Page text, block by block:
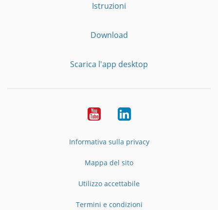
Istruzioni
Download
Scarica l'app desktop
YouTubeLinkedIn
Informativa sulla privacy
Mappa del sito
Utilizzo accettabile
Termini e condizioni